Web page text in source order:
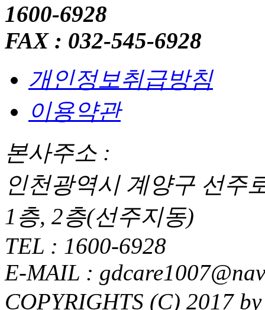
1600-6928
FAX : 032-545-6928
개인정보취급방침
이용약관
본사주소 :
인천광역시 계양구 선주
1층, 2층(선주지동)
TEL : 1600-6928
E-MAIL :
COPYRIGHTS (C) 2017